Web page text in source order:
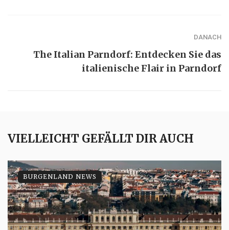
DANACH
The Italian Parndorf: Entdecken Sie das
italienische Flair in Parndorf
VIELLEICHT GEFÄLLT DIR AUCH
BURGENLAND NEWS